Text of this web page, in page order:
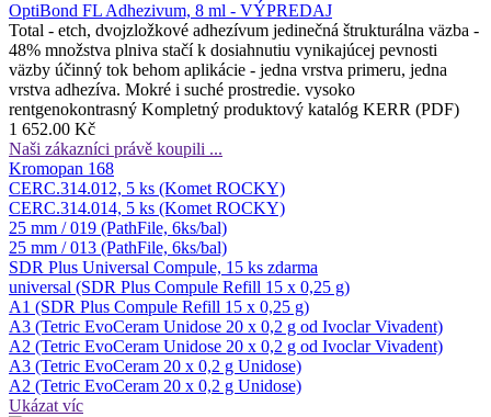
OptiBond FL Adhezivum, 8 ml - VÝPREDAJ
Total - etch, dvojzložkové adhezívum jedinečná štrukturálna väzba -
48% množstva plniva stačí k dosiahnutiu vynikajúcej pevnosti
väzby účinný tok behom aplikácie - jedna vrstva primeru, jedna
vrstva adhezíva. Mokré i suché prostredie. vysoko
rentgenokontrasný Kompletný produktový katalóg KERR (PDF)
1 652.00 Kč
Naši zákazníci právě koupili ...
Kromopan 168
CERC.314.012, 5 ks (Komet ROCKY)
CERC.314.014, 5 ks (Komet ROCKY)
25 mm / 019 (PathFile, 6ks/bal)
25 mm / 013 (PathFile, 6ks/bal)
SDR Plus Universal Compule, 15 ks zdarma
universal (SDR Plus Compule Refill 15 x 0,25 g)
A1 (SDR Plus Compule Refill 15 x 0,25 g)
A3 (Tetric EvoCeram Unidose 20 x 0,2 g od Ivoclar Vivadent)
A2 (Tetric EvoCeram Unidose 20 x 0,2 g od Ivoclar Vivadent)
A3 (Tetric EvoCeram 20 x 0,2 g Unidose)
A2 (Tetric EvoCeram 20 x 0,2 g Unidose)
Ukázat víc